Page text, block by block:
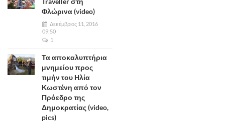
Φλώρινα (video)
Δεκέμβριος 11, 2016
09:50
1
Τα αποκαλυπτήρια
μνημείου προς
τιμήν του Ηλία
Κωστένη από τον
Πρόεδρο της
Δημοκρατίας (video,
pics)